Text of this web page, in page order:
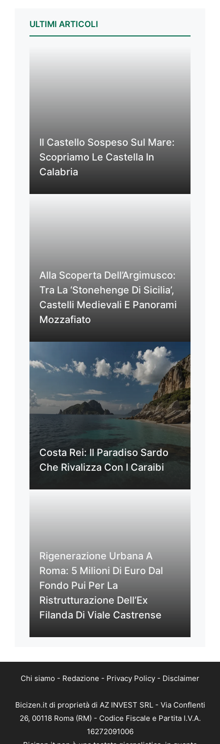
ULTIMI ARTICOLI
Il Castello Sospeso Sul Mare:
Scopriamo Le Castella In
Calabria
Alla Scoperta Dell’Argimusco:
Tra La ‘Stonehenge Di Sicilia’,
Castelli Medievali E Panorami
Mozzafiato
Costa Rei: Il Paradiso Sardo
Che Rivalizza Con I Caraibi
Rigenerazione Urbana A
Roma: 5 Milioni Di Euro Dal
Fondo Pui Per La
Ristrutturazione Dell’Ex
Filanda Di Viale Castrense
Chi siamo - Redazione - Privacy Policy - Disclaimer
Bicizen.it di proprietà di AZ INVEST SRL - Via Conflenti
26, 00118 Roma (RM) - Codice Fiscale e Partita I.V.A.
16272091006